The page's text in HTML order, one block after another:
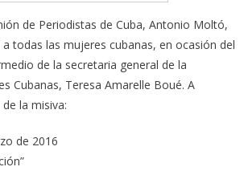
de Periodistas de Cuba, Antonio Moltó,
todas las mujeres cubanas, en ocasión del
de la secretaria general de la
Cubanas, Teresa Amarelle Boué. A
la misiva:
de 2016